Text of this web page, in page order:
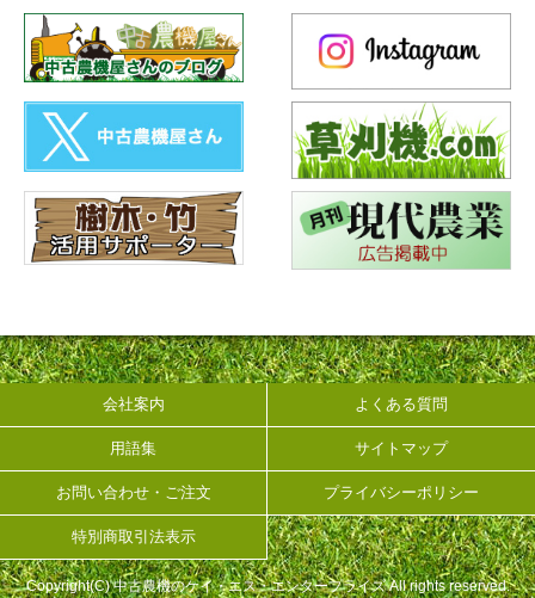
会社案内 よくある質問
用語集 サイトマップ
お問い合わせ・ご注文 プライバシーポリシー
特別商取引法表示
Copyright(C) 中古農機のケイ・エス・エンタープライズ All rights reserved.